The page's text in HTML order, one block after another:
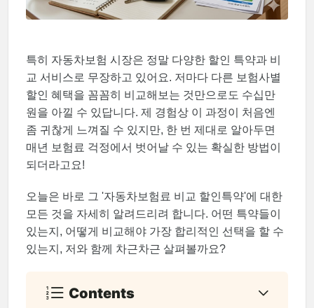
특히 자동차보험 시장은 정말 다양한 할인 특약과 비
교 서비스로 무장하고 있어요. 저마다 다른 보험사별
할인 혜택을 꼼꼼히 비교해보는 것만으로도 수십만
원을 아낄 수 있답니다. 제 경험상 이 과정이 처음엔
좀 귀찮게 느껴질 수 있지만, 한 번 제대로 알아두면
매년 보험료 걱정에서 벗어날 수 있는 확실한 방법이
되더라고요!
오늘은 바로 그 '자동차보험료 비교 할인특약'에 대한
모든 것을 자세히 알려드리려 합니다. 어떤 특약들이
있는지, 어떻게 비교해야 가장 합리적인 선택을 할 수
있는지, 저와 함께 차근차근 살펴볼까요?
Contents